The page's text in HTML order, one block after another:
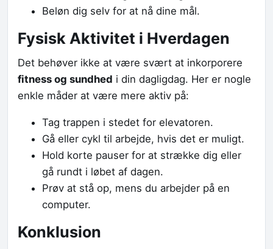
Beløn dig selv for at nå dine mål.
Fysisk Aktivitet i Hverdagen
Det behøver ikke at være svært at inkorporere
fitness og sundhed i din dagligdag. Her er nogle
enkle måder at være mere aktiv på:
Tag trappen i stedet for elevatoren.
Gå eller cykl til arbejde, hvis det er muligt.
Hold korte pauser for at strække dig eller
gå rundt i løbet af dagen.
Prøv at stå op, mens du arbejder på en
computer.
Konklusion